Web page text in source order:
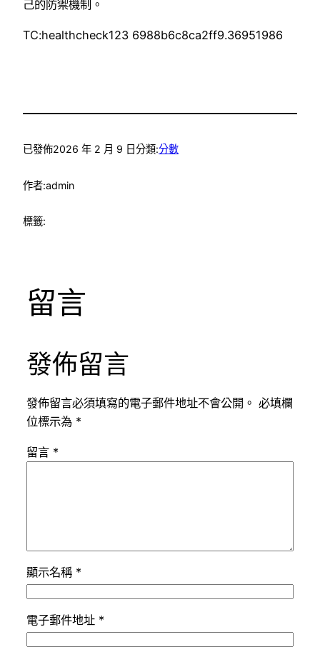
己的防禦機制。
TC:healthcheck123 6988b6c8ca2ff9.36951986
已發佈2026 年 2 月 9 日分類:分數
作者:admin
標籤:
留言
發佈留言
發佈留言必須填寫的電子郵件地址不會公開。 必填欄
位標示為 *
留言 *
顯示名稱 *
電子郵件地址 *